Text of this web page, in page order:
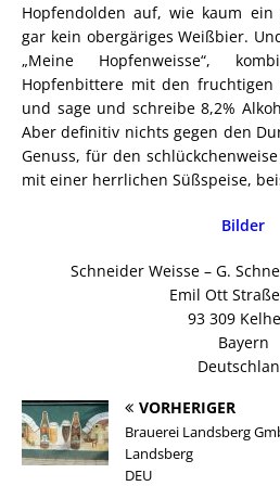
Hopfendolden auf, wie kaum
gar kein obergäriges Weißbier.
„Meine Hopfenweisse“,
Hopfenbittere mit den fruchtigen
und sage und schreibe 8,2%
Aber definitiv nichts gegen den
Genuss, für den
mit einer herrlichen Süßspeise,
Bilder
Schneider Weisse – G.
Emil Ott
93 309
Bayern
VORHERIGER
Brauerei Landsberg
Landsberg
DEU